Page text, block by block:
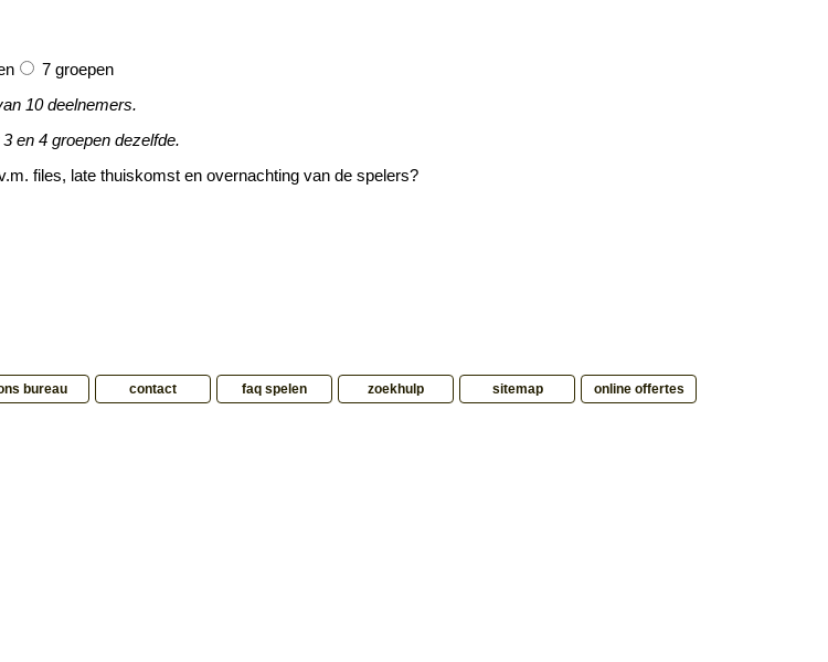
7 groepen
10 deelnemers.
en 4 groepen dezelfde.
files, late thuiskomst en overnachting van de spelers?
bureau contact faq spelen zoekhulp sitemap online offertes